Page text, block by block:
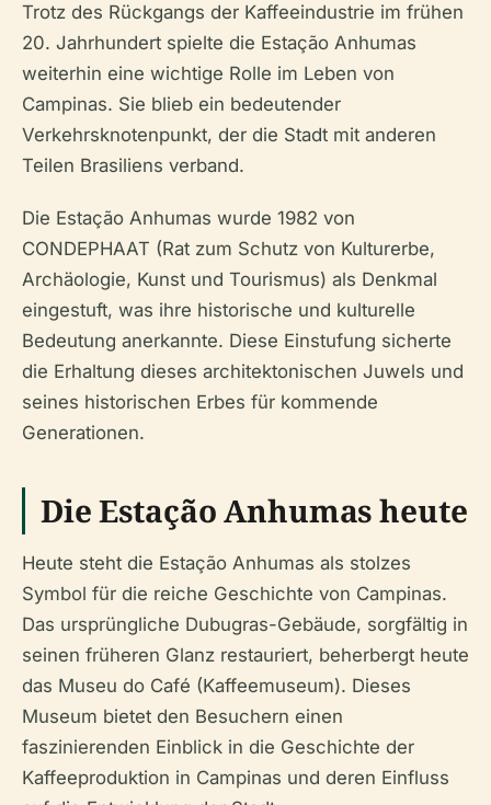
Trotz des Rückgangs der Kaffeeindustrie im frühen
20. Jahrhundert spielte die Estação Anhumas
weiterhin eine wichtige Rolle im Leben von
Campinas. Sie blieb ein bedeutender
Verkehrsknotenpunkt, der die Stadt mit anderen
Teilen Brasiliens verband.
Die Estação Anhumas wurde 1982 von
CONDEPHAAT (Rat zum Schutz von Kulturerbe,
Archäologie, Kunst und Tourismus) als Denkmal
eingestuft, was ihre historische und kulturelle
Bedeutung anerkannte. Diese Einstufung sicherte
die Erhaltung dieses architektonischen Juwels und
seines historischen Erbes für kommende
Generationen.
Die Estação Anhumas heute
Heute steht die Estação Anhumas als stolzes
Symbol für die reiche Geschichte von Campinas.
Das ursprüngliche Dubugras-Gebäude, sorgfältig in
seinen früheren Glanz restauriert, beherbergt heute
das Museu do Café (Kaffeemuseum). Dieses
Museum bietet den Besuchern einen
faszinierenden Einblick in die Geschichte der
Kaffeeproduktion in Campinas und deren Einfluss